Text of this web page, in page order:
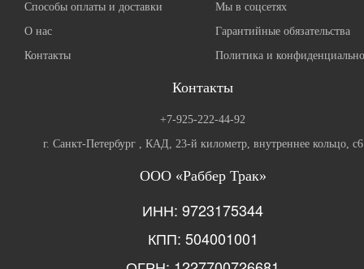
Способы оплаты и доставки
О нас
Контакты
Мы в соцсетях
Гарантийные обязательства
Политика и
Контакты
+7-925-222-44-92
г. Санкт-Петербург , КАД, 23-й километр, внутреннее кольцо, с6
ООО «Раббер Трак»
ИНН: 9723175344
КПП: 504001001